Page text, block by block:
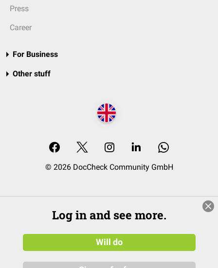
Press
Career
For Business
Other stuff
© 2026 DocCheck Community GmbH
Log in and see more.
Will do